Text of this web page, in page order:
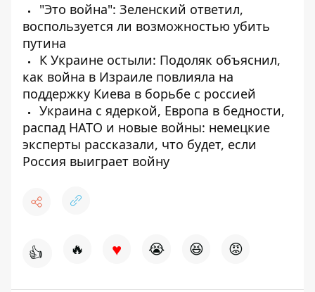
"Это война": Зеленский ответил,
воспользуется ли возможностью убить
путина
К Украине остыли: Подоляк объяснил,
как война в Израиле повлияла на
поддержку Киева в борьбе с россией
Украина с ядеркой, Европа в бедности,
распад НАТО и новые войны: немецкие
эксперты рассказали, что будет, если
Россия выиграет войну
👍 🔥 ♥ 😭 😆 😡